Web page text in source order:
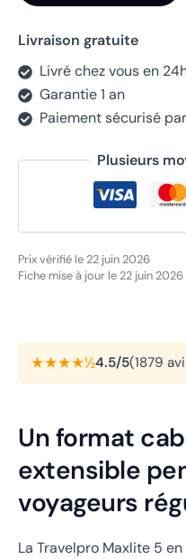
Livraison gratuite
Livré chez vous en
Garantie 1 an
Paiement sécurisé
Plusieurs
Prix vérifié le 22 juin 2026
Fiche mise à jour le 22 juin 2026
★★★★½4.5/5(1879
Un format
extensible
voyageurs
La Travelpro Maxlite 5